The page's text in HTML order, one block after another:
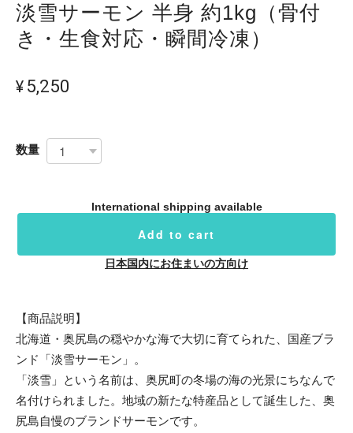
淡雪サーモン 半身 約1kg（骨付
き・生食対応・瞬間冷凍）
¥5,250
数量
International shipping available
Add to cart
日本国内にお住まいの方向け
【商品説明】
北海道・奥尻島の穏やかな海で大切に育てられた、国産ブラ
ンド「淡雪サーモン」。
「淡雪」という名前は、奥尻町の冬場の海の光景にちなんで
名付けられました。地域の新たな特産品として誕生した、奥
尻島自慢のブランドサーモンです。